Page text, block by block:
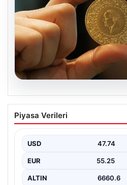
06.08.2026
22 Mayıs 2026 Güncel
Analizi
hareketlilik yatırımcıların ve ilgili
en…
Piyasa Verileri
USD 47.74
EUR 55.25
ALTIN 6660.6